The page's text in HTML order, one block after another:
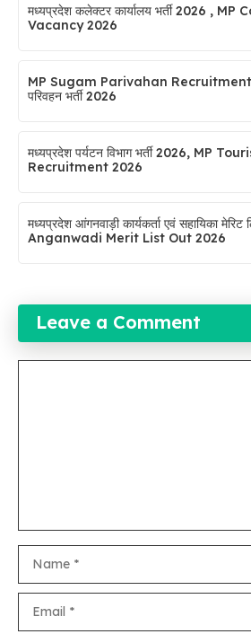
मध्यप्रदेश कलेक्टर कार्यालय भर्ती 2026 ,
Vacancy 2026
MP Sugam Parivahan Recruitment
परिवहन भर्ती 2026
मध्यप्रदेश पर्यटन विभाग भर्ती 2026, MP
Recruitment 2026
मध्यप्रदेश आंगनवाड़ी कार्यकर्ता एवं सहायिका मेरिट
Anganwadi Merit List Out 2026
Leave a Comment